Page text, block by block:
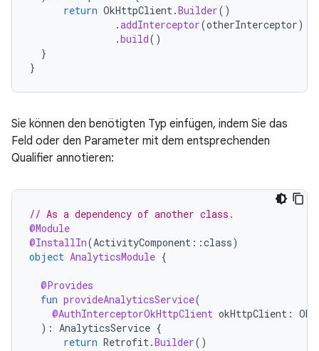
return OkHttpClient.Builder()
.addInterceptor(otherInterceptor)
.build()
}
}
Sie können den benötigten Typ einfügen, indem Sie das
Feld oder den Parameter mit dem entsprechenden
Qualifier annotieren:
// As a dependency of another class.
@Module
@InstallIn(ActivityComponent ::class)
object AnalyticsModule {
@Provides
fun provideAnalyticsService(
@AuthInterceptorOkHttpClient okHttpClient :
): AnalyticsService {
return Retrofit.Builder()